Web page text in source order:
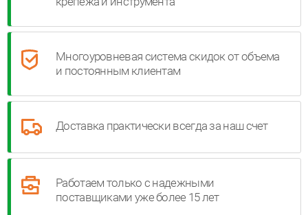
Многоуровневая система скидок от объема
и постоянным клиентам
Доставка практически всегда за наш счет
Работаем только с надежными
поставщиками уже более 15 лет